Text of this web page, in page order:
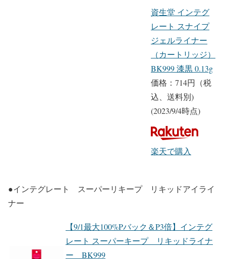
資生堂 インテグ
レート スナイプ
ジェルライナー
（カートリッジ）
BK999 漆黒 0.13g
価格：714円（税
込、送料別)
(2023/9/4時点)
楽天で購入
●インテグレート スーパーリキープ リキッドアイライ
ナー
【9/1最大100%Pバック＆P3倍】インテグ
レート スーパーキープ リキッドライナ
ー BK999